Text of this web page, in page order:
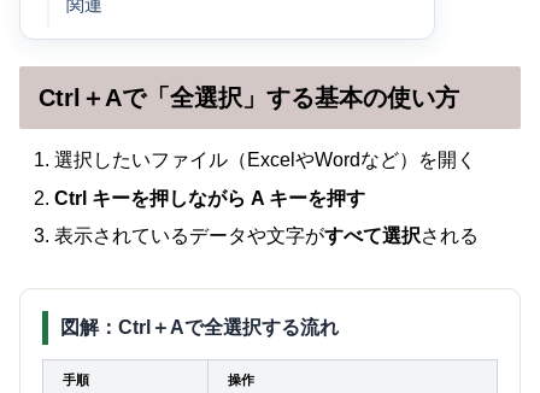
Ctrl＋Aで「全選択」する基本の使い方
選択したいファイル（ExcelやWordなど）を開く
Ctrl キーを押しながら A キーを押す
表示されているデータや文字がすべて選択される
図解：Ctrl＋Aで全選択する流れ
手順 操作